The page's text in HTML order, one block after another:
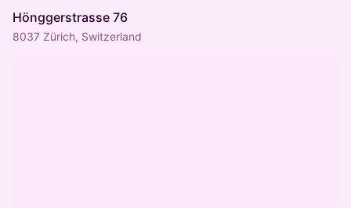
Hönggerstrasse 76
8037 Zürich, Switzerland